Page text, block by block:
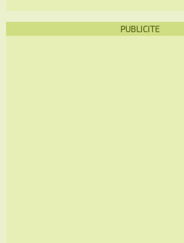
PUBLICITE